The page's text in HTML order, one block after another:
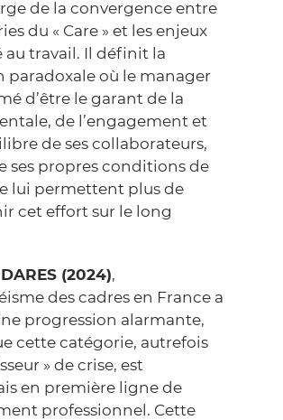
de la convergence entre
du « Care » et les enjeux
au travail. Il définit la
paradoxale où le manager
d’être le garant de la
de l’engagement et
de ses collaborateurs,
ses propres conditions de
lui permettent plus de
cet effort sur le long
DARES (2024),
des cadres en France a
progression alarmante,
cette catégorie, autrefois
» de crise, est
en première ligne de
professionnel. Cette